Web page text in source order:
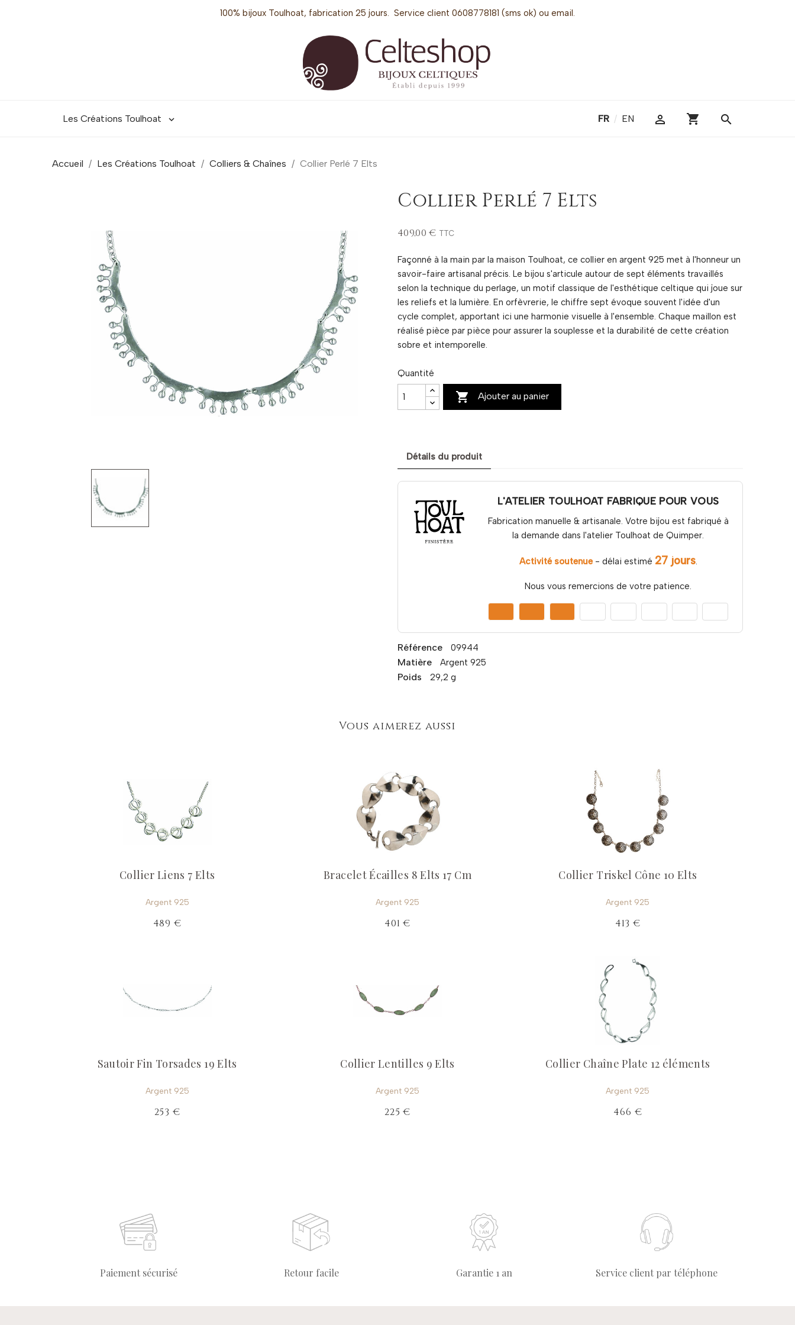
100% bijoux Toulhoat, fabrication 25 jours. Service client 0608778181 (sms ok) ou email.
Les Créations Toulhoat  FR / EN  shopping_cart search
Accueil Les Créations Toulhoat Colliers & Chaînes Collier Perlé 7 Elts
Collier Perlé 7 Elts
409,00 € TTC
Façonné à la main par la maison Toulhoat, ce collier en argent 925 met à l'honneur un
savoir-faire artisanal précis. Le bijou s'articule autour de sept éléments travaillés
selon la technique du perlage, un motif classique de l'esthétique celtique qui joue sur
les reliefs et la lumière. En orfèvrerie, le chiffre sept évoque souvent l'idée d'un
cycle complet, apportant ici une harmonie visuelle à l'ensemble. Chaque maillon est
réalisé pièce par pièce pour assurer la souplesse et la durabilité de cette création
sobre et intemporelle.
Quantité
 Ajouter au panier
Détails du produit
L'ATELIER TOULHOAT FABRIQUE POUR VOUS
Fabrication manuelle & artisanale. Votre bijou est fabriqué à
la demande dans l'atelier Toulhoat de Quimper.
Activité soutenue- délai estimé 27 jours.
Nous vous remercions de votre patience.
Référence 09944
Matière Argent 925
Poids 29,2 g
Vous aimerez aussi
Collier Liens 7 Elts
Argent 925
489 €
Bracelet Écailles 8 Elts 17 Cm
Argent 925
401 €
Collier Triskel Cône 10 Elts
Argent 925
413 €
Sautoir Fin Torsades 19 Elts
Argent 925
253 €
Collier Lentilles 9 Elts
Argent 925
225 €
Collier Chaîne Plate 12 éléments
Argent 925
466 €
Paiement sécurisé Retour facile Garantie 1 an Service client par téléphone